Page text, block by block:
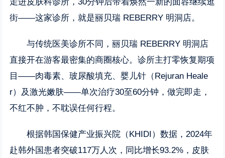
街——这家诊所，就是丽贝瑞 REBERRY 明洞店。
与传统医美诊所不同，丽贝瑞 REBERRY 明洞店
直接开在游客最密集的商圈核心。诊所主打零恢复期项
目——肉毒素、玻尿酸填充、婴儿针（Rejuran Heale
r）及激光嫩肤——单次治疗30至60分钟，做完即走，
不红不肿，不耽误任何行程。
根据韩国保健产业振兴院（KHIDI）数据，2024年
赴韩外国患者突破117万人次，同比增长93.2%，皮肤